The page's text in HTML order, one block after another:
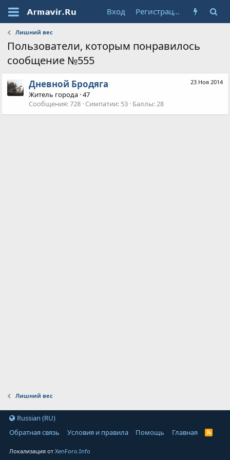
Вход Регистрация
Лишний вес
Пользователи, которым понравилось
сообщение №555
23 Ноя 2014
Дневной Бродяга
Житель города ·47
Сообщения 728 Симпатии 53 Баллы 28
Лишний вес
Russian (RU)
Обратная связь
Условия и правила Помощь Главная
Локализация отXenForo.Info